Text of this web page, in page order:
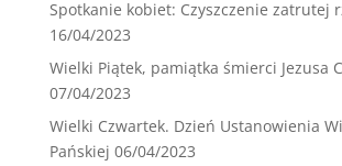
Spotkanie kobiet: Czyszczenie zatrutej
16/04/2023
Wielki Piątek, pamiątka śmierci Jezusa
07/04/2023
Wielki Czwartek. Dzień Ustanowienia
Pańskiej 06/04/2023